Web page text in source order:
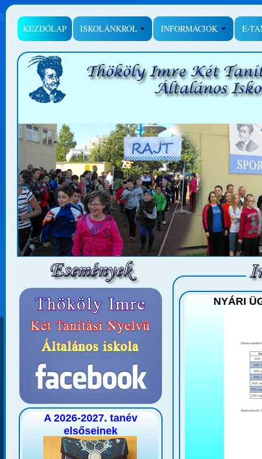
KEZDŐLAP ISKOLÁNKRÓL INFORMÁCIÓK E-
A 2026-2027. tanév
elsőseinek
NYÁRI